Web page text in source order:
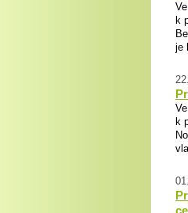
k
je
k